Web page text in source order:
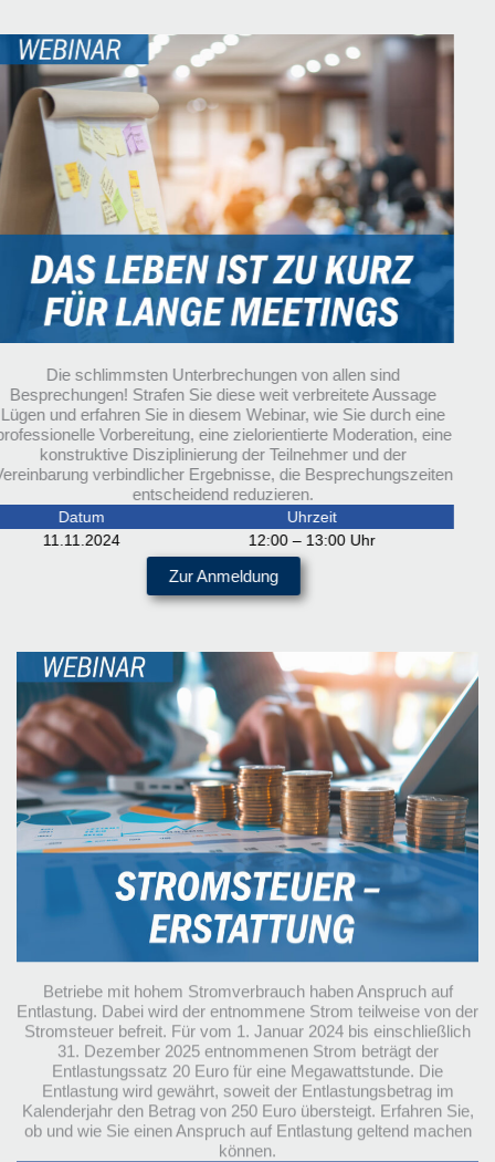
Die schlimmsten Unterbrechungen von allen sind
Besprechungen! Strafen Sie diese weit verbreitete Aussage
Lügen und erfahren Sie in diesem Webinar, wie Sie durch eine
Vorbereitung, eine zielorientierte Moderation, eine
konstruktive Disziplinierung der Teilnehmer und der
verbindlicher Ergebnisse, die Besprechungszeiten
entscheidend reduzieren.
Datum
Uhrzeit
11.11.2024
12:00 – 13:00 Uhr
Zur Anmeldung
Betriebe mit hohem Stromverbrauch haben Anspruch auf
Entlastung. Dabei wird der entnommene Strom teilweise von der
Stromsteuer befreit. Für vom 1. Januar 2024 bis einschließlich
31. Dezember 2025 entnommenen Strom beträgt der
Entlastungssatz 20 Euro für eine Megawattstunde. Die
Entlastung wird gewährt, soweit der Entlastungsbetrag im
Kalenderjahr den Betrag von 250 Euro übersteigt. Erfahren Sie,
ob und wie Sie einen Anspruch auf Entlastung geltend machen
können.